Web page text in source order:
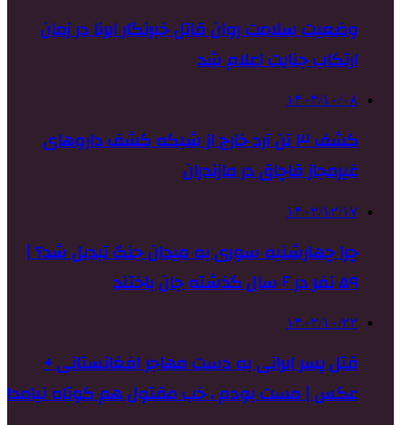
وضعیت سلامت روان قاتل خبرنگار ایرنا در زمان
ارتکاب جنایت اعلام شد
۱۴۰۳/۱۰/۰۸
کشف ۳ تن آرد خارج از شبکه کشف داروهای
غیرمجاز قاچاق در مازندران
۱۴۰۲/۱۲/۱۷
چرا چهارشنبه سوری به میدان جنگ تبدیل شد؟ |
۵۹ نفر در ۶ سال گذشته جان باختند
۱۴۰۲/۱۰/۲۲
قتل پسر ایرانی به دست مهاجر افغانستانی +
عکس | مست بودم ، خب مقتول هم کوتاه نیامد!